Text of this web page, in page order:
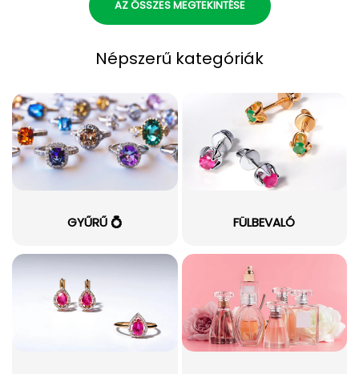
AZ ÖSSZES MEGTEKINTÉSE
Népszerű kategóriák
GYŰRŰ 💍 FÜLBEVALÓ